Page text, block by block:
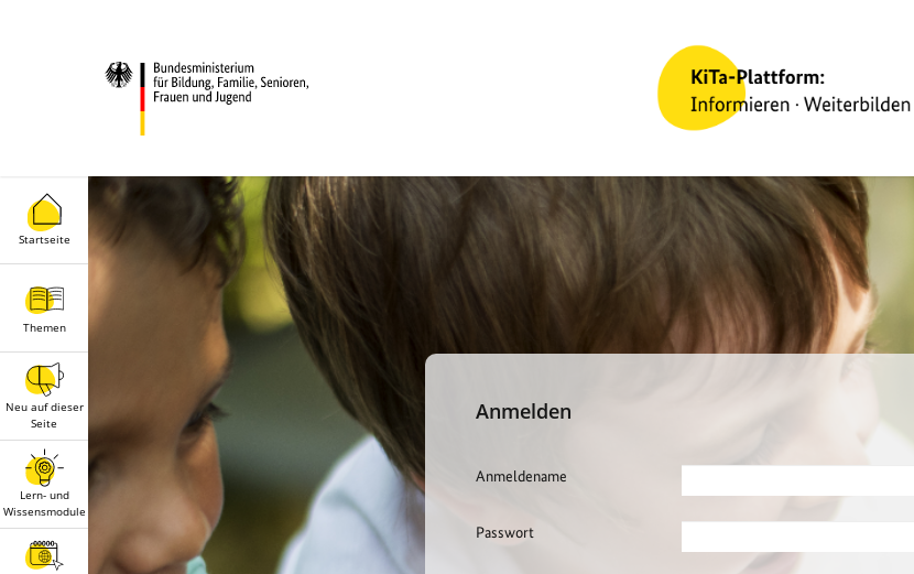
Startseite
Themen
Neu auf dieser
Seite
Lern- und
Wissensmodule
Anmelden
Anmeldename
Passwort